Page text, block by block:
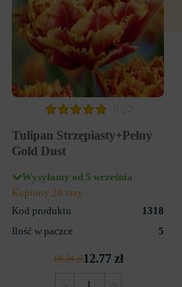
Tulipan Strzępiasty+Pełny
Gold Dust
Wysyłamy od 5 września
Kupiony 26 razy
Kod produktu
1318
Ilość w paczce
5
18.24 zł12.77 zł